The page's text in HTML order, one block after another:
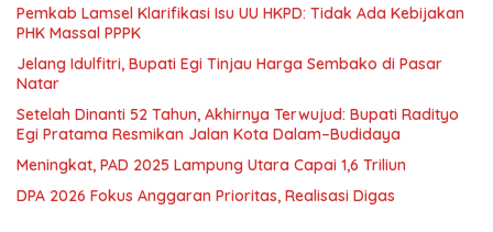
Pemkab Lamsel Klarifikasi Isu UU HKPD: Tidak Ada Kebijakan
PHK Massal PPPK
Jelang Idulfitri, Bupati Egi Tinjau Harga Sembako di Pasar
Natar
Setelah Dinanti 52 Tahun, Akhirnya Terwujud: Bupati Radityo
Egi Pratama Resmikan Jalan Kota Dalam–Budidaya
Meningkat, PAD 2025 Lampung Utara Capai 1,6 Triliun
DPA 2026 Fokus Anggaran Prioritas, Realisasi Digas